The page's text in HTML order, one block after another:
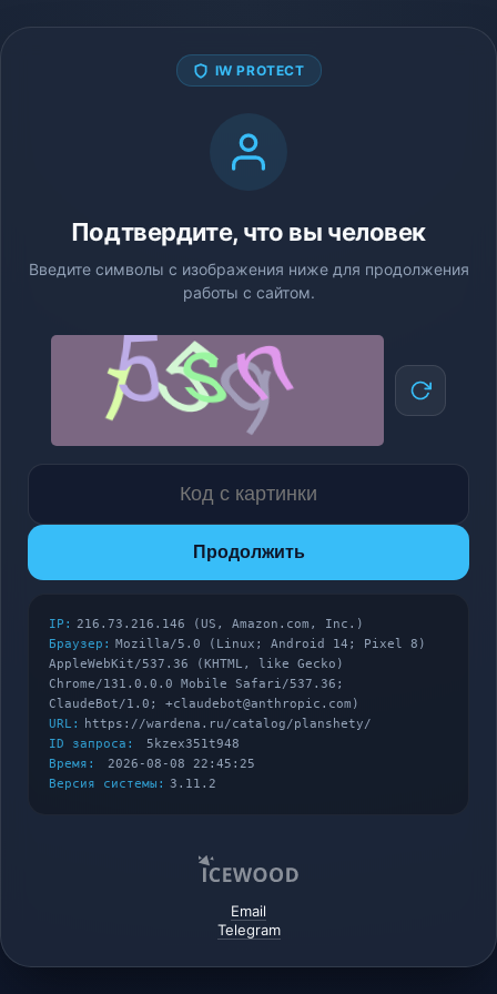
IW PROTECT
Подтвердите, что вы человек
Введите символы с изображения ниже для продолжения
работы с сайтом.
Продолжить
IP: 216.73.216.146 (US, Amazon.com, Inc.)
Браузер: Mozilla/5.0 (Linux; Android 14; Pixel 8)
AppleWebKit/537.36 (KHTML, like Gecko)
Chrome/131.0.0.0 Mobile Safari/537.36;
ClaudeBot/1.0; +claudebot@anthropic.com)
URL:
https://wardena.ru/catalog/planshety/
ID запроса:
5kzex351t948
Время:
2026-08-08 22:45:25
Версия системы: 3.11.2
Email
Telegram